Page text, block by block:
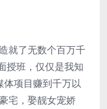
就了无数个百万千
授班，仅仅是我知
项目赚到千万以
宅，娶靓女宠娇